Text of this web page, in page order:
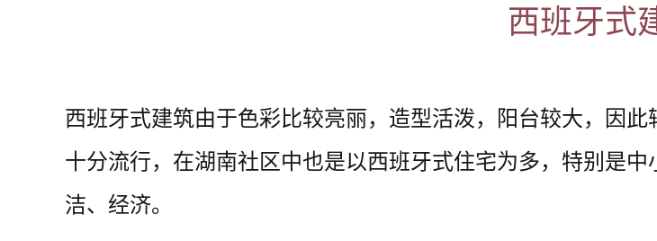
西班牙式
西班牙式建筑由于色彩比较亮丽，造型活泼，阳台较大，因
十分流行，在湖南社区中也是以西班牙式住宅为多，特别是
洁、经济。